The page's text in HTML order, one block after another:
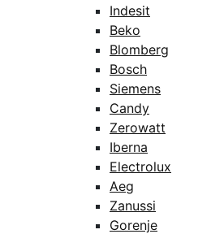
Indesit
Beko
Blomberg
Bosch
Siemens
Candy
Zerowatt
Iberna
Electrolux
Aeg
Zanussi
Gorenje